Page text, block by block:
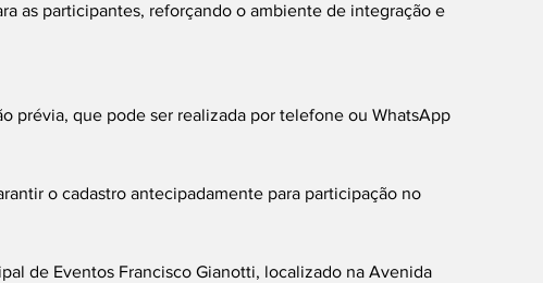
as participantes, reforçando o ambiente de integração e
prévia, que pode ser realizada por telefone ou WhatsApp
o cadastro antecipadamente para participação no
de Eventos Francisco Gianotti, localizado na Avenida